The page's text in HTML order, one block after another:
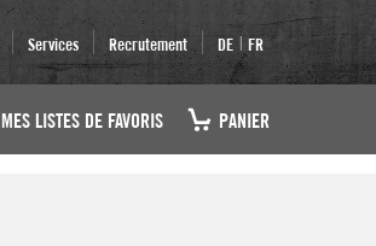
Services Recrutement DE | FR
MES LISTES DE FAVORIS PANIER